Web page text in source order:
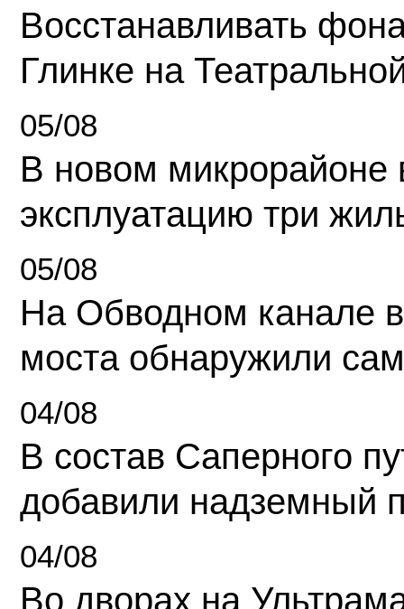
Восстанавливать
Глинке на
05/08
В новом микрорайоне
эксплуатацию три
05/08
На Обводном канале
моста обнаружили
04/08
В состав Саперного
добавили надземный
04/08
Во дворах на